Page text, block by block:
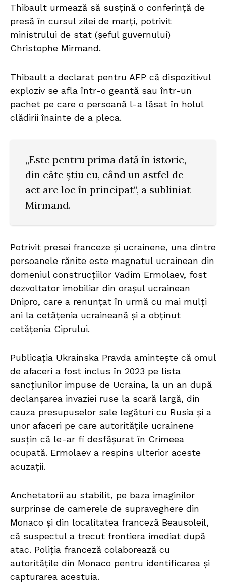
Thibault urmează să susțină o conferință de
presă în cursul zilei de marți, potrivit
ministrului de stat (șeful guvernului)
Christophe Mirmand.
Thibault a declarat pentru AFP că dispozitivul
exploziv se afla într-o geantă sau într-un
pachet pe care o persoană l-a lăsat în holul
clădirii înainte de a pleca.
„Este pentru prima dată în istorie,
din câte știu eu, când un astfel de
act are loc în principat“, a subliniat
Mirmand.
Potrivit presei franceze și ucrainene, una dintre
persoanele rănite este magnatul ucrainean din
domeniul construcțiilor Vadim Ermolaev, fost
dezvoltator imobiliar din orașul ucrainean
Dnipro, care a renunțat în urmă cu mai mulți
ani la cetățenia ucraineană și a obținut
cetățenia Ciprului.
Publicația Ukrainska Pravda amintește că omul
de afaceri a fost inclus în 2023 pe lista
sancțiunilor impuse de Ucraina, la un an după
declanșarea invaziei ruse la scară largă, din
cauza presupuselor sale legături cu Rusia și a
unor afaceri pe care autoritățile ucrainene
susțin că le-ar fi desfășurat în Crimeea
ocupată. Ermolaev a respins ulterior aceste
acuzații.
Anchetatorii au stabilit, pe baza imaginilor
surprinse de camerele de supraveghere din
Monaco și din localitatea franceză Beausoleil,
că suspectul a trecut frontiera imediat după
atac. Poliția franceză colaborează cu
autoritățile din Monaco pentru identificarea și
capturarea acestuia.